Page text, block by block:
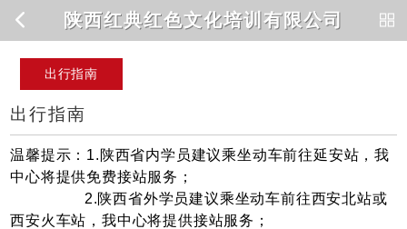
陕西红典红色文化培训有限公司
出行指南
出行指南
温馨提示：1.陕西省内学员建议乘坐动车前往延安站，我
中心将提供免费接站服务；
2.陕西省外学员建议乘坐动车前往西安北站或
西安火车站，我中心将提供接站服务；